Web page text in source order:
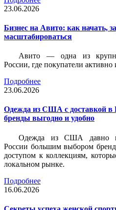
23.06.2026
Бизнес на Авито: как начать,
масштабироваться
Авито — одна из
России, где покупатели
Подробнее
23.06.2026
Одежда из США с доставкой в
бренды выгодно и удобно
Одежда из США давно
России большим выбором
доступом к коллекциям,
локальном рынке.
Подробнее
16.06.2026